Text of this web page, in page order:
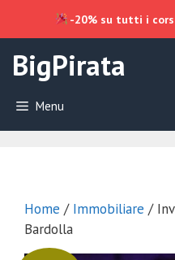
contenuto
BigPirata
Menu
Home / Immobiliare /
Bardolla
-20% su tutti i